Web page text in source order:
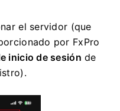
el servidor (que
por FxPro
inicio de sesión de